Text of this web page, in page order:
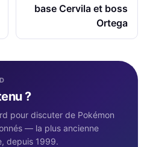
base Cervila et boss
Ortega
?
pour discuter de Pokémon
— la plus ancienne
depuis 1999.